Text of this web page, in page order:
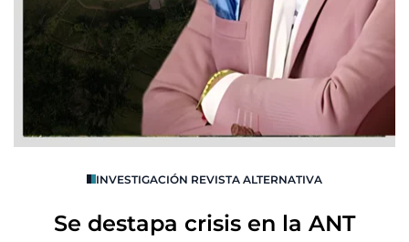
INVESTIGACIÓN REVISTA ALTERNATIVA
Se destapa crisis en la ANT